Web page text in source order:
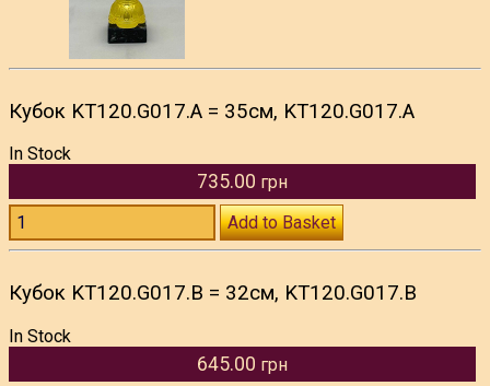
Кубок KT120.G017.A = 35см, KT120.G017.A
In Stock
735.00 грн
Add to Basket
Кубок KT120.G017.B = 32см, KT120.G017.B
In Stock
645.00 грн